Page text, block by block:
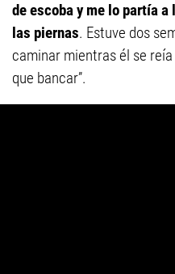
de escoba y me lo partía
las piernas. Estuve dos
caminar mientras él se
que bancar”.